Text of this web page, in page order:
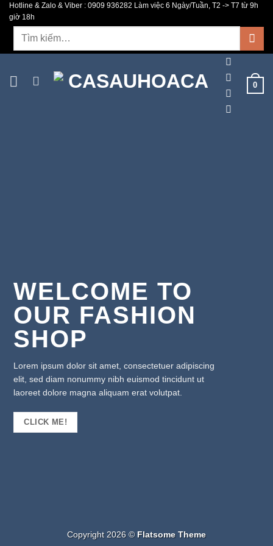
Bỏ
qua
dung
Hotline & Zalo & Viber : 0909 936282 Làm việc 6 Ngày/Tuần, T2 -> T7 từ 9h
giờ 18h
Tìm
0
WELCOME TO
OUR FASHION
SHOP
Lorem ipsum dolor sit amet, consectetuer adipiscing
elit, sed diam nonummy nibh euismod tincidunt ut
laoreet dolore magna aliquam erat volutpat.
CLICK ME!
Copyright 2026 © Flatsome Theme